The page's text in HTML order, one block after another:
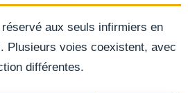
réservé aux seuls infirmiers en
Plusieurs voies coexistent, avec
différentes.